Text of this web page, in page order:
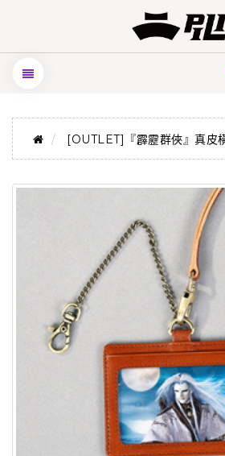
[OUTLET]『霹靂群俠』真皮